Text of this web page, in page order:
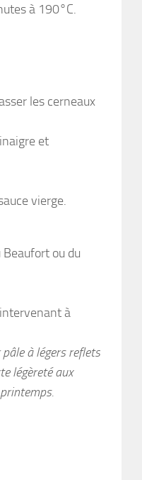
à 190°C.
les cerneaux
et
vierge.
ou du
à
à légers reflets
légèreté aux